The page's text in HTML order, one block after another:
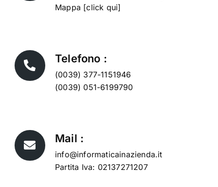
Mappa [click qui]
Telefono :
(0039) 377-1151946
(0039) 051-6199790
Mail :
info@informaticainazienda.it
Partita Iva: 02137271207